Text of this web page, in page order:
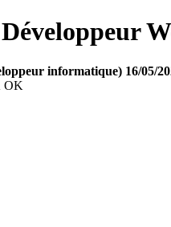
informatique) 16/05/
OK